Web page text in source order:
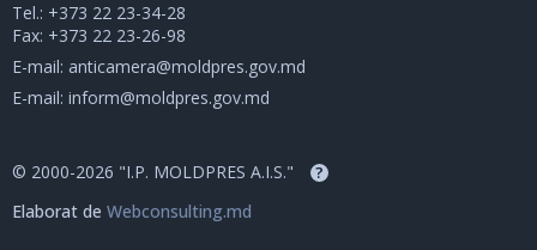
Tel.: +373 22 23-34-28
Fax: +373 22 23-26-98
E-mail: anticamera@moldpres.gov.md
E-mail: inform@moldpres.gov.md
© 2000-2026 "I.P. MOLDPRES A.I.S." ?
Elaborat de Webconsulting.md